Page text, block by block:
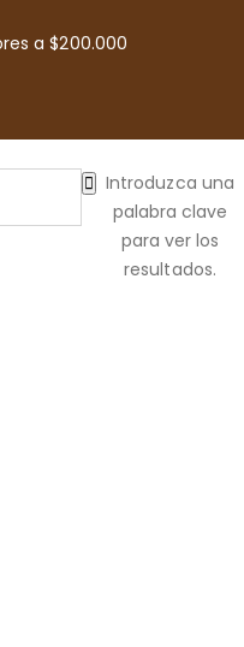
a $200.000
Introduzca una
palabra clave
para ver los
resultados.